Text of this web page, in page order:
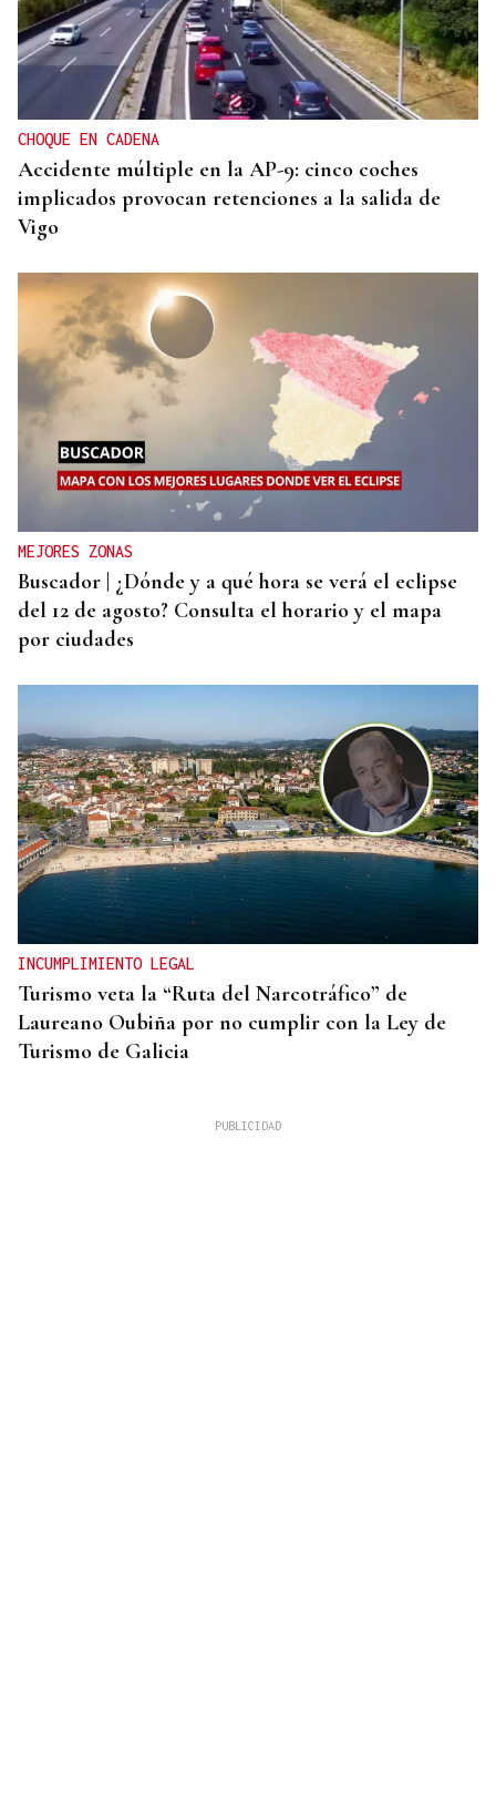
CRIMEN EN A GRANXA
La jueza insta al CHUO a notificarle el alta de la
presunta matricida de O Carballiño
CHOQUE EN CADENA
Accidente múltiple en la AP-9: cinco coches
implicados provocan retenciones a la salida de
Vigo
MEJORES ZONAS
Buscador | ¿Dónde y a qué hora se verá el eclipse
del 12 de agosto? Consulta el horario y el mapa
por ciudades
INCUMPLIMIENTO LEGAL
Turismo veta la “Ruta del Narcotráfico” de
Laureano Oubiña por no cumplir con la Ley de
Turismo de Galicia